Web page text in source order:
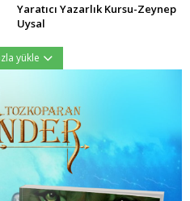
Yaratıcı Yazarlık Kursu-Zeynep
Uysal
yükle